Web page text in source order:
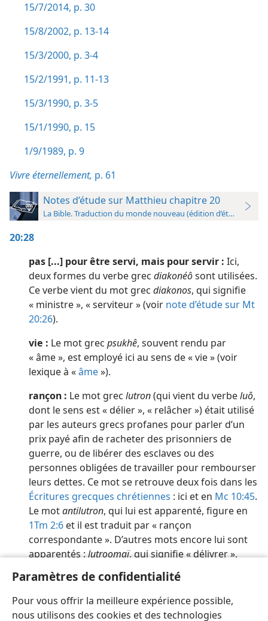
Paramètres de confidentialité
Pour vous offrir la meilleure expérience possible,
nous utilisons des cookies et des technologies
15/7/2014, p. 30
15/8/2002, p. 13-14
15/3/2000, p. 3-4
15/2/1991, p. 11-13
15/3/1990, p. 3-5
15/1/1990, p. 15
1/9/1989, p. 9
Vivre éternellement, p. 61
Notes d’étude sur Matthieu chapitre 20
La Bible. Traduction du monde nouveau (édition d’étude)
20:28
pas [...] pour être servi, mais pour servir : Ici,
deux formes du verbe grec diakonéôsont utilisées.
Ce verbe vient du mot grec diakonos, qui signifie
« ministre », « serviteur » (voir note d’étude sur Mt
20:26).
vie : Le mot grec psukhê, souvent rendu par
« âme », est employé ici au sens de « vie » (voir
lexique à «âme»).
rançon : Le mot grec lutron(qui vient du verbeluô,
dont le sens est « délier », « relâcher ») était utilisé
par les auteurs grecs profanes pour parler d’un
prix payé afin de racheter des prisonniers de
guerre, ou de libérer des esclaves ou des
personnes obligées de travailler pour rembourser
leurs dettes. Ce mot se retrouve deux fois dans les
Écritures grecques chrétiennes : ici et en Mc 10:45.
Le motantilutron, qui lui est apparenté, figure en
1Tm 2:6 et il est traduit par « rançon
correspondante ». D’autres mots encore lui sont
apparentés :lutroomaï, qui signifie « délivrer »,
voir aussi les notes), etapolutrôsis
par « libération par rançon » (Éph 1:7 ;Col 1:14 ;
Rm 3:24 ;8:23 ; Hé 9:15 ;11:35 ) [voirlexique